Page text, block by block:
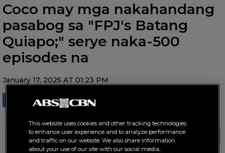
Coco may mga nakahandang
pasabog sa "FPJ's Batang
Quiapo;" serye naka-500
episodes na
January 17, 2025 AT 01:23 PM
SHARE TWEET
Coco shared that the story will soon take on
an exciting new twist when it introduces
fresh characters
This website uses cookies and other tracking technologies
to enhance user experience and to analyze performance
and traffic on our website. We also share information
about your use of our site with our social media,